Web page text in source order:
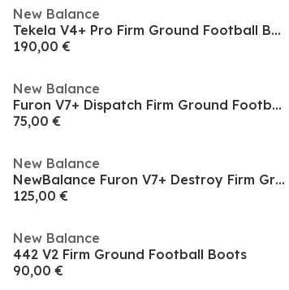
New Balance
Tekela V4+ Pro Firm Ground Football Boots
190,00 €
New Balance
Furon V7+ Dispatch Firm Ground Football Boots
75,00 €
New Balance
NewBalance Furon V7+ Destroy Firm Ground Football Boots
125,00 €
New Balance
442 V2 Firm Ground Football Boots
90,00 €